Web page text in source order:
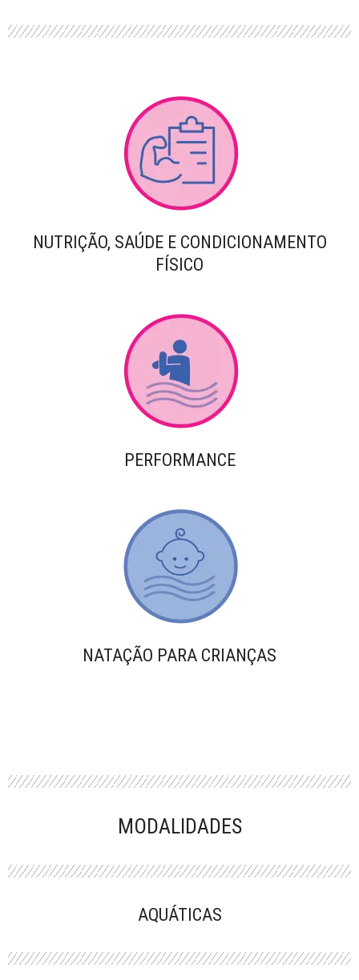
NUTRIÇÃO, SAÚDE E CONDICIONAMENTO
FÍSICO
PERFORMANCE
NATAÇÃO PARA CRIANÇAS
MODALIDADES
AQUÁTICAS